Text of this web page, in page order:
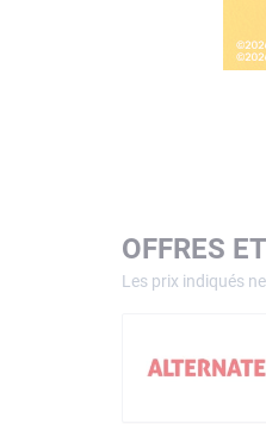
OFFRES
Les prix indiqués